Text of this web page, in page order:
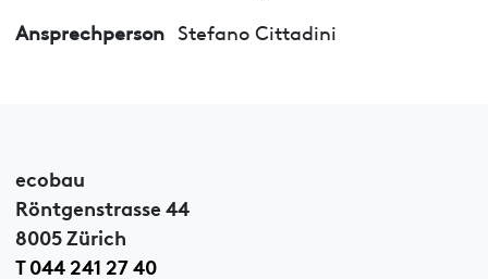
Ansprechperson Stefano Cittadini
ecobau
Röntgenstrasse 44
8005 Zürich
T 044 241 27 40